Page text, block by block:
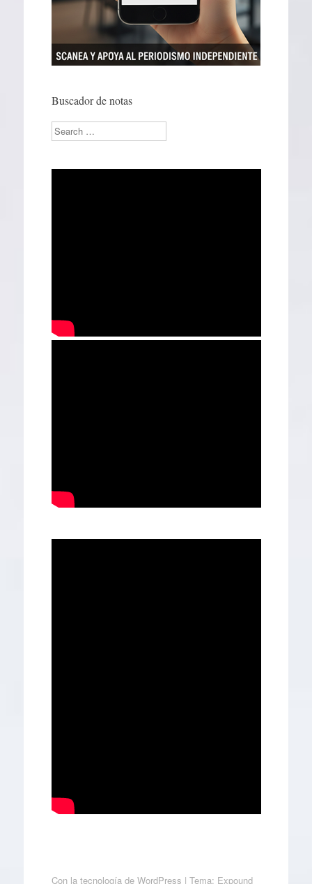
Buscador de notas
Search
Con la tecnología de WordPress | Tema: Expound